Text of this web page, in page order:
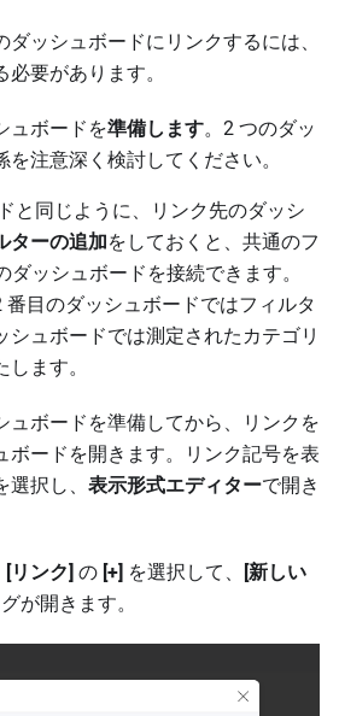
ッシュボードにリンクするには、
要があります。
ュボードを準備します。2 つのダッ
を注意深く検討してください。
と同じように、リンク先のダッシ
ターの追加をしておくと、共通のフ
ダッシュボードを接続できます。
目のダッシュボードではフィルタ
シュボードでは測定されたカテゴリ
ます。
ュボードを準備してから、リンクを
ボードを開きます。リンク記号を表
択し、 表示形式エディターで開き
[リンク] の [+] を選択して、
[新しい
が開きます。